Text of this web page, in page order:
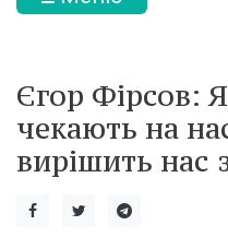
Єгор Фірсов:
чекають на
вирішить нас